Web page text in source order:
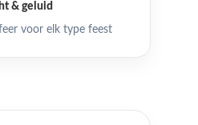
& geluid
voor elk type feest